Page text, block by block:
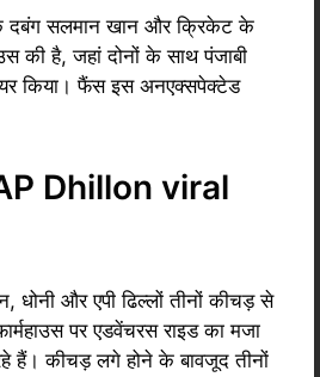
के दबंग सलमान खान और क्रिकेट के
की है, जहां दोनों के साथ पंजाबी
किया। फैंस इस अनएक्सपेक्टेड
Dhillon viral
धोनी और एपी ढिल्लों तीनों कीचड़ से
पर एडवेंचरस राइड का मजा
हैं। कीचड़ लगे होने के बावजूद तीनों